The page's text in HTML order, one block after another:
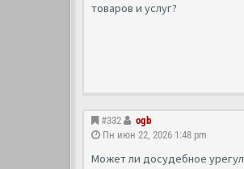
товаров и услуг?
#332
ogb
Пн июн 22, 2026 1:48 pm
Может ли досудебное